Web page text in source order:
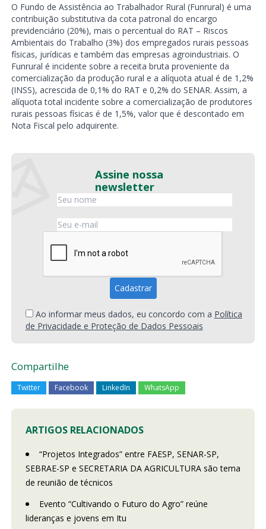
O Fundo de Assistência ao Trabalhador Rural (Funrural) é uma
contribuição substitutiva da cota patronal do encargo
previdenciário (20%), mais o percentual do RAT – Riscos
Ambientais do Trabalho (3%) dos empregados rurais pessoas
físicas, jurídicas e também das empresas agroindustriais. O
Funrural é incidente sobre a receita bruta proveniente da
comercialização da produção rural e a alíquota atual é de 1,2%
(INSS), acrescida de 0,1% do RAT e 0,2% do SENAR. Assim, a
alíquota total incidente sobre a comercialização de produtores
rurais pessoas físicas é de 1,5%, valor que é descontado em
Nota Fiscal pelo adquirente.
Assine nossa
newsletter
Ao informar meus dados, eu concordo com a Política
de Privacidade e Proteção de Dados Pessoais
Compartilhe
Twitter Facebook LinkedIn WhatsApp
ARTIGOS RELACIONADOS
“Projetos Integrados” entre FAESP, SENAR-SP,
SEBRAE-SP e SECRETARIA DA AGRICULTURA são tema
de reunião de técnicos
Evento “Cultivando o Futuro do Agro” reúne
lideranças e jovens em Itu